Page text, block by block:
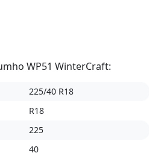
WP51 WinterCraft:
225/40 R18
R18
225
40